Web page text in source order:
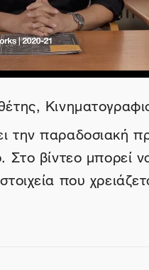
την παραδοσιακή
βίντεο μπορεί
που